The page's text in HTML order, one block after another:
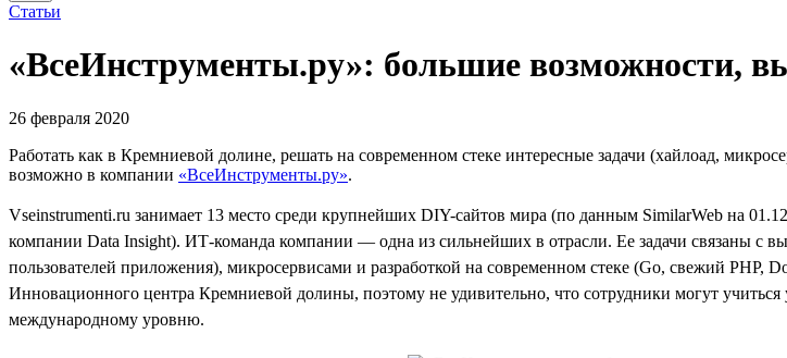
Статьи
«ВсеИнструменты.ру»: большие возможности,
26 февраля 2020
Работать как в Кремниевой долине, решать на современном стеке интересные задачи (хайлоад,
возможно в компании «ВсеИнструменты.ру».
Vseinstrumenti.ru занимает 13 место среди крупнейших DIY-сайтов мира (по данным SimilarWeb на
компании Data Insight). ИТ-команда компании — одна из сильнейших в отрасли. Ее задачи связаны с
пользователей приложения), микросервисами и разработкой на современном стеке (Go, свежий
Инновационного центра Кремниевой долины, поэтому не удивительно, что сотрудники могут
международному уровню.